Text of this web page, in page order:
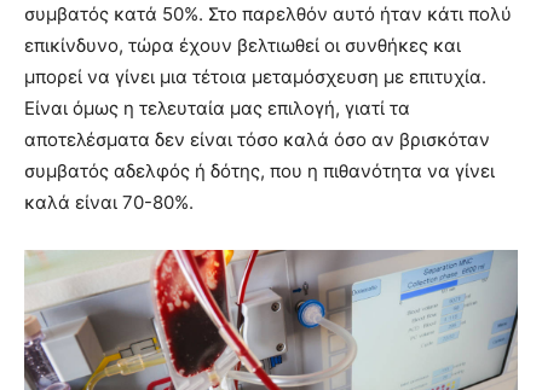
συμβατός κατά 50%. Στο παρελθόν αυτό ήταν κάτι πολύ
επικίνδυνο, τώρα έχουν βελτιωθεί οι συνθήκες και
μπορεί να γίνει μια τέτοια μεταμόσχευση με επιτυχία.
Είναι όμως η τελευταία μας επιλογή, γιατί τα
αποτελέσματα δεν είναι τόσο καλά όσο αν βρισκόταν
συμβατός αδελφός ή δότης, που η πιθανότητα να γίνει
καλά είναι 70-80%.